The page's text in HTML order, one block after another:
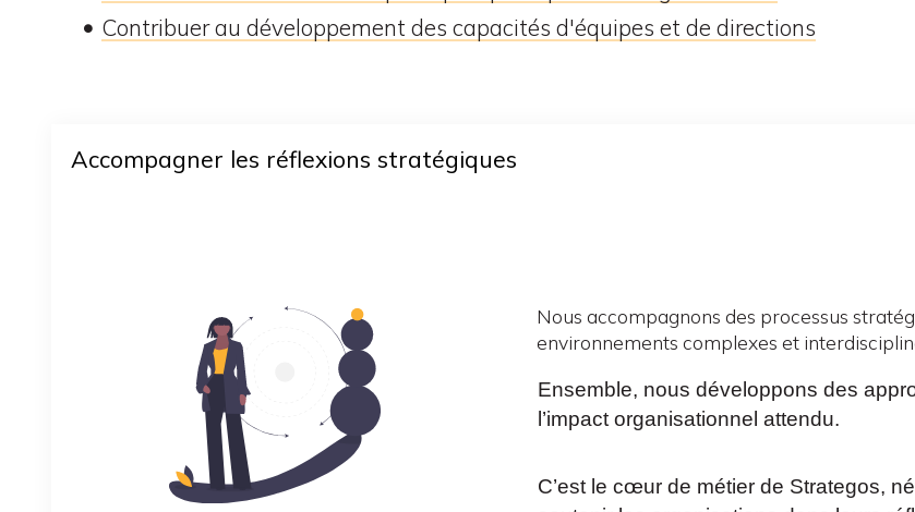
Contribuer au développement des capacités d'équipes et de directions
Accompagner les réflexions stratégiques
Nous accompagnons des processus
environnements complexes et
Ensemble, nous développons des
l’impact organisationnel attendu.
C’est le cœur de métier de Strategos,